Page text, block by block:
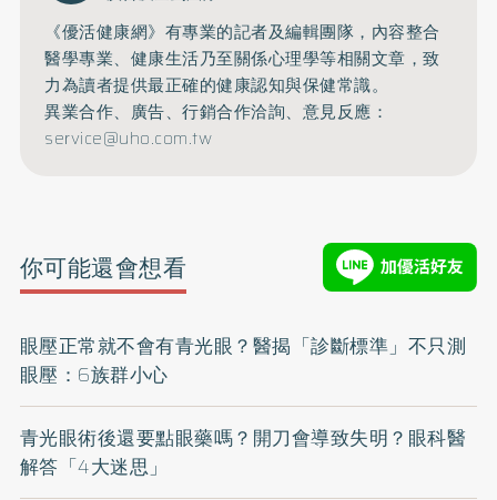
《優活健康網》有專業的記者及編輯團隊，內容整合
醫學專業、健康生活乃至關係心理學等相關文章，致
力為讀者提供最正確的健康認知與保健常識。
異業合作、廣告、行銷合作洽詢、意見反應：
service@uho.com.tw
你可能還會想看
眼壓正常就不會有青光眼？醫揭「診斷標準」不只測
眼壓：6族群小心
青光眼術後還要點眼藥嗎？開刀會導致失明？眼科醫
解答「4大迷思」